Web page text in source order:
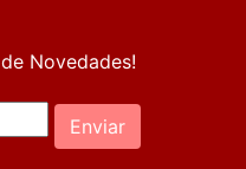
Novedades!
Enviar